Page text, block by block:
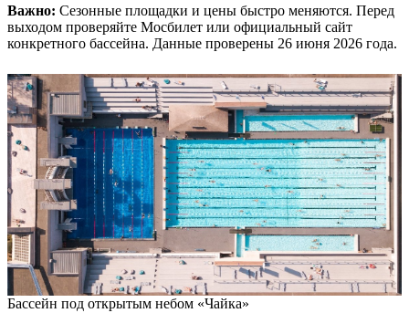
Важно: Сезонные площадки и цены быстро меняются. Перед
выходом проверяйте Мосбилет или официальный сайт
конкретного бассейна. Данные проверены 26 июня 2026 года.
Бассейн под открытым небом «Чайка»